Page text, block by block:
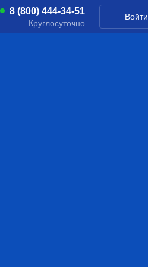
8 (800) 444-34-51
Круглосуточно
Войти